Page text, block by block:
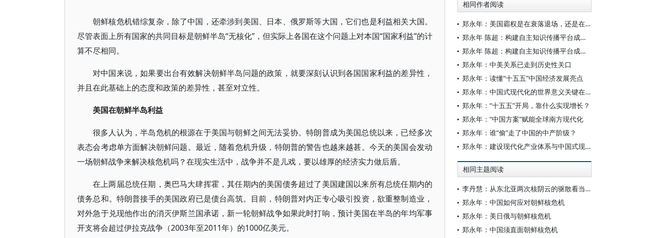
朝鲜核危机错综复杂，除了中国，还牵涉到美国、日本、俄罗斯等大国，它们也是利益相关大国。
尽管表面上所有国家的共同目标是朝鲜半岛“无核化”，但实际上各国在这个问题上对本国“国家利益”的计
算不尽相同。
对中国来说，如果要出台有效解决朝鲜半岛问题的政策，就要深刻认识到各国国家利益的差异性，
并且在此基础上的态度和政策的差异性，甚至对立性。
美国在朝鲜半岛利益
很多人认为，半岛危机的根源在于美国与朝鲜之间无法妥协。特朗普成为美国总统以来，已经多次
表态会考虑单方面解决朝鲜问题。最近，随着危机升级，特朗普的警告也越来越甚。今天的美国会发动
一场朝鲜战争来解决核危机吗？在现实生活中，战争并不是儿戏，要以雄厚的经济实力做后盾。
在上两届总统任期，奥巴马大肆挥霍，其任期内的美国债务超过了美国建国以来所有总统任期内的
债务总和。特朗普接手的美国政府已是债台高筑。目前，特朗普对内正专心吸引投资，欲重整制造业，
对外急于兑现他作出的消灭伊斯兰国承诺，新一轮朝鲜战争如果此时打响，预计美国在半岛的年均军事
开支将会超过伊拉克战争（2003年至2011年）的1000亿美元。
相同作者阅读
郑永年：美国霸权是在衰落退场，还是在转质转型？
郑永年 陈超：构建自主知识传播平台成为紧迫的时代命题
郑永年 陈超：构建自主知识传播平台成为紧迫的时代命题
郑永年：中美关系已走到历史性关口
郑永年：读懂“十五五”中国经济发展亮点
郑永年：中国式现代化的世界意义关键在于“开源”
郑永年：“十五五”开局，靠什么实现增长？
郑永年：“中国方案”赋能全球南方现代化
郑永年：谁“偷”走了中国的中产阶级？
郑永年：建设现代化产业体系与中国式现代化
相同主题阅读
李丹慧：从东北亚两次核阴云的驱散看当前朝核危机的解决之道
郑永年：中国如何应对朝鲜核危机
郑永年：美日俄与朝鲜核危机
郑永年：中国须直面朝鲜核危机